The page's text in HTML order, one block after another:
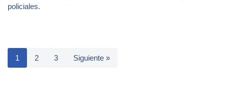
policiales.
1 2 3 Siguiente »